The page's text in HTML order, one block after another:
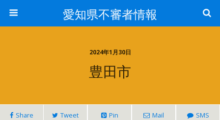
愛知県不審者情報
2024年1月30日
豊田市
Share Tweet Pin Mail SMS